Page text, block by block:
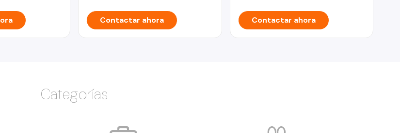
Contactar ahora Contactar ahora
Categorías